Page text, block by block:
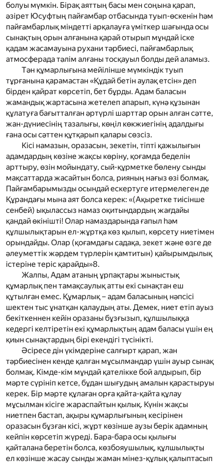
болуы мүмкін. Бірақ аяттың басы мен соңына қарап,
әзірет Юсуфтың пайғамбар отбасында туып-өскенін һәм
пайғамбарлық міндетті арқалауға үміткер шағында осы
сынақтың орын алғанына қарай отырып мұндай іске
қадам жасамауына рухани тәрбиесі, пайғамбарлық
атмосферада тәлім алғаны тосқауыл болды дей аламыз.
Тән құмарлығына мейілінше мүмкіндік туып
тұрғанына қарамастан «Құдай бетін аулақ етсін» деп
бірден қайрат көрсетіп, бет бұрды. Адам баласын
жамандық жартасына жетелеп апарып, күнә құзынан
құлатуға бағытталған әртүрлі шарттар орын алған сәтте,
жан-дүниесінің тазалығы, көңіл көкжиегінің адалдығы
ғана осы сәттен құтқарып қалары сөзсіз.
Кісі намазын, оразасын, зекетін, тіпті қажылығын
адамдардың көзіне жақсы көріну, қоғамда беделін
арттыру, өзін мойындату, сый-құрметке бөлену сынды
мақсаттарда жасайтын болса, рияның нағыз өзі болмақ.
Пайғамбарымызды осындай ескертуге итермелеген де
Құрандағы мына аят болса керек: «(Ақыретке тиісінше
сенбей) ықылассыз намаз оқитындардың жағдайы
қандай өкінішті! Олар намаздарында ғапыл һәм
құлшылықтарын ел­-жұртқа көз қылып, көрсету ниетімен
орындайды. Олар (қоғамдағы садақа, зекет және өзге де
әлеуметтік жәрдем түрлерін қамтитын) қайырымдылық
істеріне теріс қарайды»8.
Жалпы, Адам атаның ұрпақтары жыныстық
құмарлық пен тамақсаулық атты екі сынақтан еш
құтылған емес. Құмарлық – адам баласының нәпсісі
шектен тыс ұнатқан қалаудың аты. Демек, ниет етіп ауыз
бекіткеннен кейін оразаны бұзғызып, құлшылыққа
кедергі келтіретін екі құмарлықтың адам баласы үшін ең
қиын сынақтардың бірі екендігі түсінікті.
Әсіресе дін үкімдеріне салғырт қарап, жан
тәрбиесінен кенде қалған мұсылмандар үшін ауыр сынақ
болмақ. Кімде-кім мұндай қателікке бой алдырып, бір
мәрте сүрініп кетсе, бұдан шығудың амалын қарастыруы
керек. Бір мәрте құлаған орға қайта-қайта құлау
мұсылман кісіге жараспайтын қылық. Күнін жақсы
ниетпен бастап, ақыры құмарлығының кесірінен
оразасын бұзған кісі, жұрт көзінше аузы берік адамның
кейпін көрсетіп жүреді. Бара-бара осы қылығы
қайталана беретін болса, көзбояушылық, құлшылықты
ел көзінше жасау сынды жаман мінез-құлық қалыптасып